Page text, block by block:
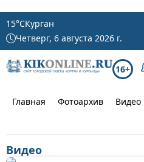
15°CКурган
Четверг, 6 августа 2026 г.
16+
Главная Фотоархив Видео
Видео